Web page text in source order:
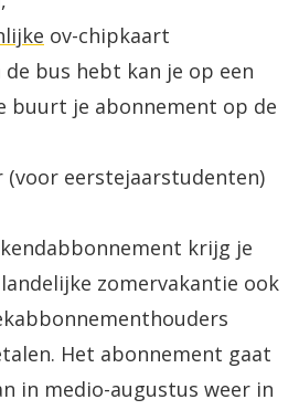
ov-chipkaart
de bus hebt kan je op een
buurt je abonnement op de
(voor eerstejaarstudenten)
krijg je
zomervakantie ook
Het abonnement gaat
in medio-augustus weer in